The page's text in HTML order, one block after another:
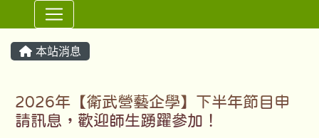
⏸
本站消息
2026年【衛武營藝企學】下半年節目申
請訊息，歡迎師生踴躍參加！